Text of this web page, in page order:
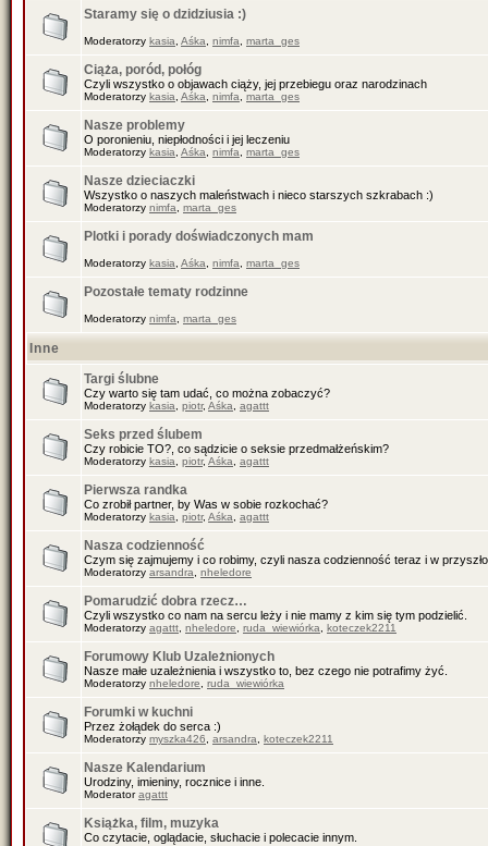
Staramy się o dzidziusia :)
Moderatorzy kasia Aśka nimfa marta_ges
Ciąża, poród, połóg
Czyli wszystko o objawach ciąży, jej przebiegu oraz narodzinach
Moderatorzy kasia Aśka nimfa marta_ges
Nasze problemy
O poronieniu, niepłodności i jej leczeniu
Moderatorzy kasia Aśka nimfa marta_ges
Nasze dzieciaczki
Wszystko o naszych maleństwach i nieco starszych szkrabach :)
Moderatorzy nimfa marta_ges
Plotki i porady doświadczonych mam
Moderatorzy kasia Aśka nimfa marta_ges
Pozostałe tematy rodzinne
Moderatorzy nimfa marta_ges
Inne
Targi ślubne
Czy warto się tam udać, co można zobaczyć?
Moderatorzy kasia piotr, Aśka agattt
Seks przed ślubem
Czy robicie TO?, co sądzicie o seksie przedmałżeńskim?
Moderatorzy kasia piotr, Aśka agattt
Pierwsza randka
Co zrobił partner, by Was w sobie rozkochać?
Moderatorzy kasia piotr, Aśka agattt
Nasza codzienność
Czym się zajmujemy i co robimy, czyli nasza codzienność teraz i w
Moderatorzy arsandra nheledore
Pomarudzić dobra rzecz…
Czyli wszystko co nam na sercu leży i nie mamy z kim się tym podzielić.
Moderatorzy agattt nheledore ruda_wiewiórka koteczek2211
Forumowy Klub Uzależnionych
Nasze małe uzależnienia i wszystko to, bez czego nie potrafimy żyć.
Moderatorzy nheledore ruda_wiewiórka
Forumki w kuchni
Przez żołądek do serca :)
Moderatorzy myszka426 arsandra koteczek2211
Nasze Kalendarium
Urodziny, imieniny, rocznice i inne.
Moderatoragattt
Książka, film, muzyka
Co czytacie, oglądacie, słuchacie i polecacie innym.